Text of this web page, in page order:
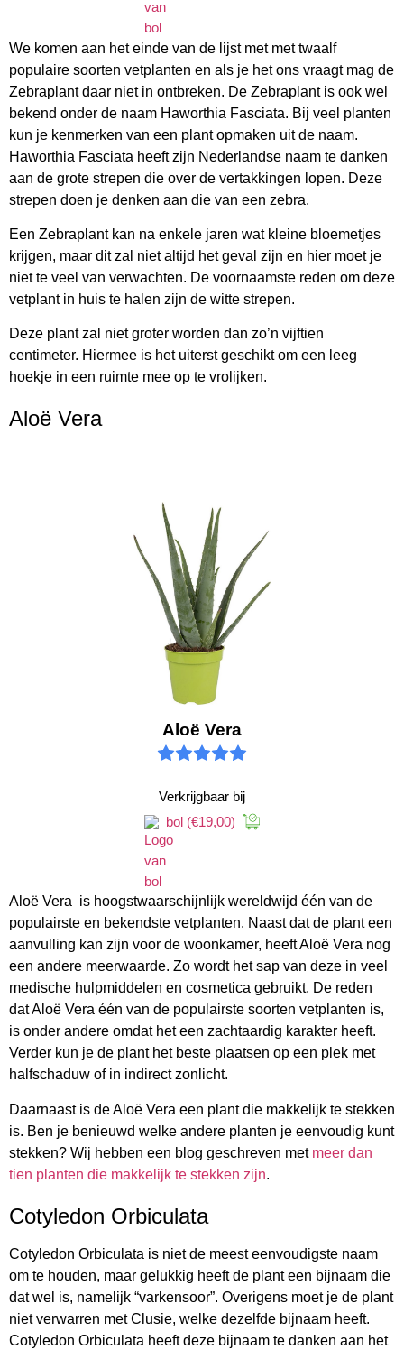
We komen aan het einde van de lijst met met twaalf
populaire soorten vetplanten en als je het ons vraagt mag de
Zebraplant daar niet in ontbreken. De Zebraplant is ook wel
bekend onder de naam Haworthia Fasciata. Bij veel planten
kun je kenmerken van een plant opmaken uit de naam.
Haworthia Fasciata heeft zijn Nederlandse naam te danken
aan de grote strepen die over de vertakkingen lopen. Deze
strepen doen je denken aan die van een zebra.
Een Zebraplant kan na enkele jaren wat kleine bloemetjes
krijgen, maar dit zal niet altijd het geval zijn en hier moet je
niet te veel van verwachten. De voornaamste reden om deze
vetplant in huis te halen zijn de witte strepen.
Deze plant zal niet groter worden dan zo’n vijftien
centimeter. Hiermee is het uiterst geschikt om een leeg
hoekje in een ruimte mee op te vrolijken.
Aloë Vera
Aloë Vera
Verkrijgbaar bij
bol (€19,00)
Aloë Vera is hoogstwaarschijnlijk wereldwijd één van de
populairste en bekendste vetplanten. Naast dat de plant een
aanvulling kan zijn voor de woonkamer, heeft Aloë Vera nog
een andere meerwaarde. Zo wordt het sap van deze in veel
medische hulpmiddelen en cosmetica gebruikt. De reden
dat Aloë Vera één van de populairste soorten vetplanten is,
is onder andere omdat het een zachtaardig karakter heeft.
Verder kun je de plant het beste plaatsen op een plek met
halfschaduw of in indirect zonlicht.
Daarnaast is de Aloë Vera een plant die makkelijk te stekken
is. Ben je benieuwd welke andere planten je eenvoudig kunt
stekken? Wij hebben een blog geschreven met meer dan
tien planten die makkelijk te stekken zijn.
Cotyledon Orbiculata
Cotyledon Orbiculata is niet de meest eenvoudigste naam
om te houden, maar gelukkig heeft de plant een bijnaam die
dat wel is, namelijk “varkensoor”. Overigens moet je de plant
niet verwarren met Clusie, welke dezelfde bijnaam heeft.
Cotyledon Orbiculata heeft deze bijnaam te danken aan het